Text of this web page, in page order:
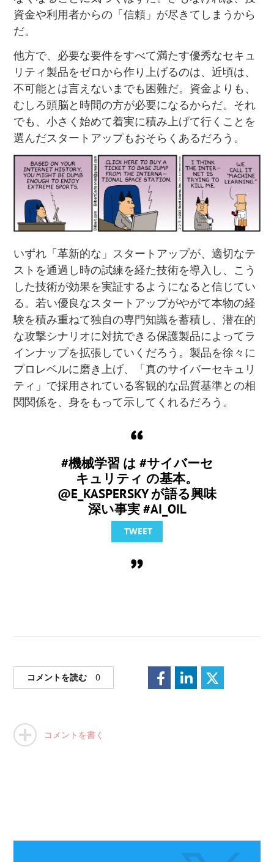
資金や利用者からの「信頼」が尽きてしまうから
だ。
他方で、必要な要件をすべて満たす優秀なセキュ
リティ製品をゼロから作り上げるのは、近頃は、
不可能とは言えないまでも困難だ。資金よりも、
むしろ頭脳と時間の方が必要になるからだ。それ
でも、小さく始めて着実に積み上げて行くことを
選んだスタートアップもおそらくあるだろう。
いずれ「革新的な」スタートアップが、適切なテ
ストを通過し時の試練を経た技術を導入し、こう
した技術が効果を実証するようになると信じてい
る。若い優良なスタートアップがやがて本物の経
験を積み重ねて独自の専門知識を蓄積し、潜在的
な攻撃シナリオに対抗できる保護製品によってラ
インナップを拡張していくだろう。製品を徐々に
プロレベルに磨き上げ、「真のサイバーセキュリ
ティ」で採用されている客観的な品質基準との相
関関係を、身をもって示してくれるだろう。
#機械学習 は #サイバーセ
キュリティ の基本。
@E_KASPERSKY が語る興味
深い事実 #AI_OIL
TWEET
コメントを読む 0
コメントを書く